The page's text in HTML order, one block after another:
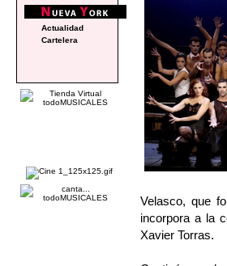
Velasco, que
incorpora a la
Xavier Torras.
Actualidad
Cartelera